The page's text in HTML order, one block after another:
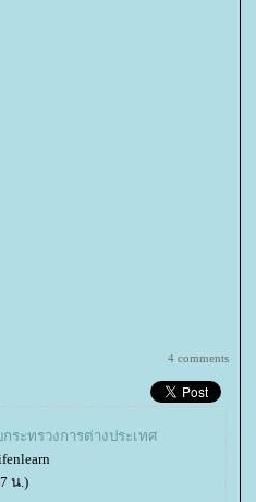
4 comments
ระทรวงการต่างประเทศ
น.)